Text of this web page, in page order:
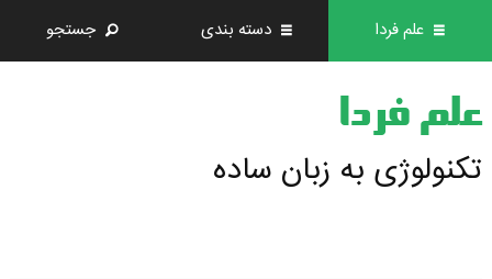
علم فردا دسته بندی جستجو
علم فردا
تکنولوژی به زبان ساده